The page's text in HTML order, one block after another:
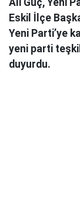
Ali Güç, Yeni
Eskil İlçe
Yeni Parti’ye
yeni parti
duyurdu.